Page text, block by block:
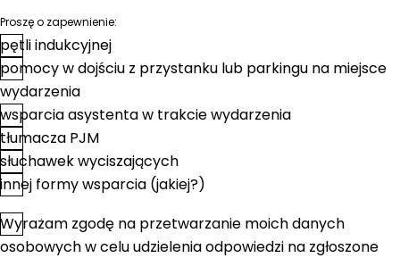
Proszę o zapewnienie:
pętli indukcyjnej
pomocy w dojściu z przystanku lub parkingu na miejsce
wydarzenia
wsparcia asystenta w trakcie wydarzenia
tłumacza PJM
słuchawek wyciszających
innej formy wsparcia (jakiej?)
Zgoda*
Wyrażam zgodę na przetwarzanie moich danych
osobowych w celu udzielenia odpowiedzi na zgłoszone